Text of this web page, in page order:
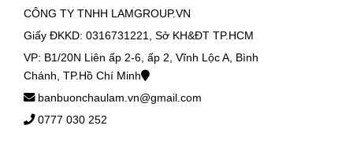
CÔNG TY TNHH LAMGROUP.VN
Giấy ĐKKD: 0316731221, Sở KH&ĐT TP.HCM
VP: B1/20N Liên ấp 2-6, ấp 2, Vĩnh Lộc A, Bình
Chánh, TP.Hồ Chí Minh
banbuonchaulam.vn@gmail.com
0777 030 252